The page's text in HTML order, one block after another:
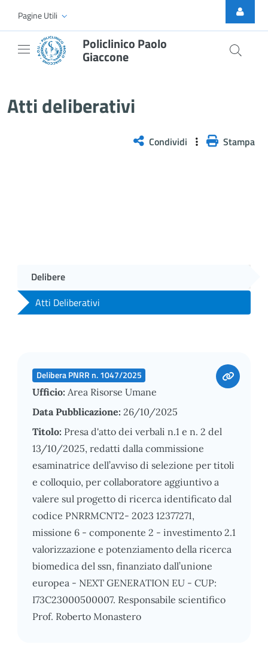
Skip to Main Content
Pagine Utili
Policlinico Paolo
Giaccone
Atti deliberativi
Condividi Stampa
Delibere
Atti Deliberativi
Delibera PNRR n. 1047/2025
Ufficio: Area Risorse Umane
Data Pubblicazione: 26/10/2025
Titolo: Presa d'atto dei verbali n.1 e n. 2 del
13/10/2025, redatti dalla commissione
esaminatrice dell’avviso di selezione per titoli
e colloquio, per collaboratore aggiuntivo a
valere sul progetto di ricerca identificato dal
codice PNRRMCNT2- 2023 12377271,
missione 6 - componente 2 - investimento 2.1
valorizzazione e potenziamento della ricerca
biomedica del ssn, finanziato dall’unione
europea - NEXT GENERATION EU - CUP:
I73C23000500007. Responsabile scientifico
Prof. Roberto Monastero